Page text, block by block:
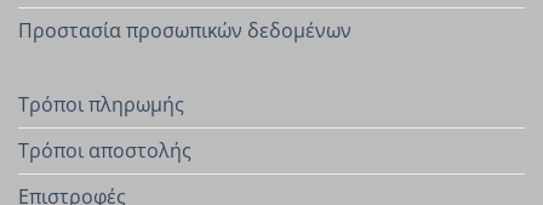
Προστασία προσωπικών δεδομένων
Τρόποι πληρωμής
Τρόποι αποστολής
Επιστροφές